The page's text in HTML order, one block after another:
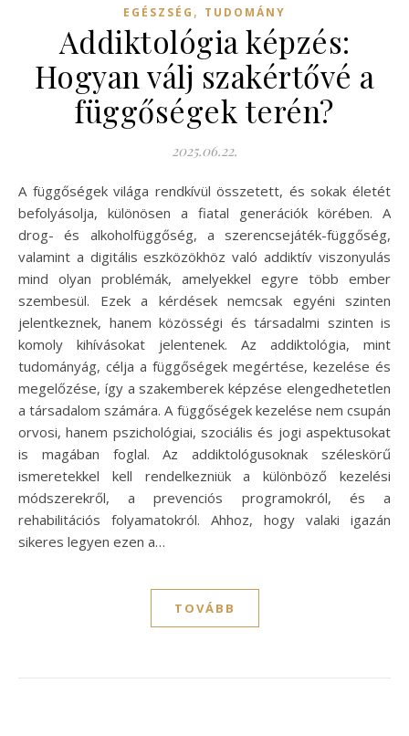
EGÉSZSÉG , TUDOMÁNY
Addiktológia képzés:
Hogyan válj szakértővé a
függőségek terén?
2025.06.22.
A függőségek világa rendkívül összetett, és sokak életét
befolyásolja, különösen a fiatal generációk körében. A
drog- és alkoholfüggőség, a szerencsejáték-függőség,
valamint a digitális eszközökhöz való addiktív viszonyulás
mind olyan problémák, amelyekkel egyre több ember
szembesül. Ezek a kérdések nemcsak egyéni szinten
jelentkeznek, hanem közösségi és társadalmi szinten is
komoly kihívásokat jelentenek. Az addiktológia, mint
tudományág, célja a függőségek megértése, kezelése és
megelőzése, így a szakemberek képzése elengedhetetlen
a társadalom számára. A függőségek kezelése nem csupán
orvosi, hanem pszichológiai, szociális és jogi aspektusokat
is magában foglal. Az addiktológusoknak széleskörű
ismeretekkel kell rendelkezniük a különböző kezelési
módszerekről, a prevenciós programokról, és a
rehabilitációs folyamatokról. Ahhoz, hogy valaki igazán
sikeres legyen ezen a…
TOVÁBB